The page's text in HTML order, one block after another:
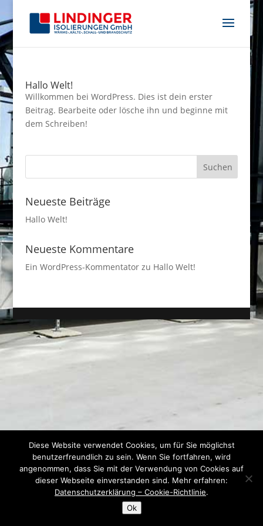
Hallo Welt!
Willkommen bei WordPress. Dies ist dein erster
Beitrag. Bearbeite oder lösche ihn und beginne mit
dem Schreiben!
Neueste Beiträge
Hallo Welt!
Neueste Kommentare
Ein WordPress-Kommentatorzu Hallo Welt!
Diese Website verwendet Cookies, um für Sie möglichst
benutzerfreundlich zu sein. Wenn Sie fortfahren, wird
angenommen, dass Sie mit der Verwendung von Cookies auf
dieser Webseite einverstanden sind. Mehr erfahren:
Datenschutzerklärung – Cookie-Richtlinie.
Ok